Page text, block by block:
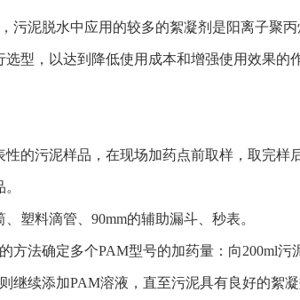
泥脱水中应用的较多的絮凝剂是阳离子聚
型，以达到降低使用成本和增强使用效果的
的污泥样品，在现场加药点前取样，取完
塑料滴管、90mm的辅助漏斗、秒表。
方法确定多个PAM型号的加药量：向200ml污
继续添加PAM溶液，直至污泥具有良好的絮凝